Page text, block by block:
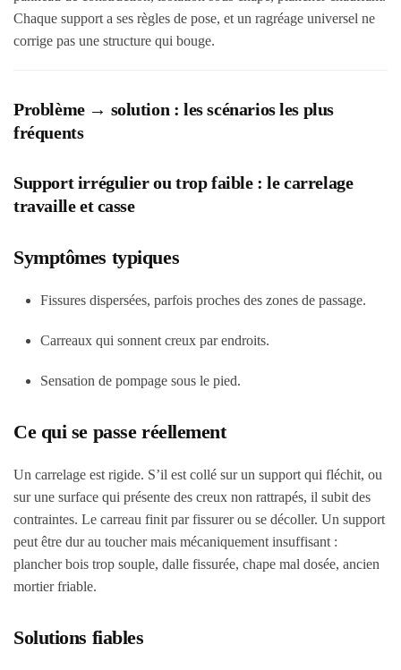
Chaque support a ses règles de pose, et un ragréage universel ne
corrige pas une structure qui bouge.
Problème → solution : les scénarios les plus
fréquents
Support irrégulier ou trop faible : le carrelage
travaille et casse
Symptômes typiques
Fissures dispersées, parfois proches des zones de passage.
Carreaux qui sonnent creux par endroits.
Sensation de pompage sous le pied.
Ce qui se passe réellement
Un carrelage est rigide. S’il est collé sur un support qui fléchit, ou
sur une surface qui présente des creux non rattrapés, il subit des
contraintes. Le carreau finit par fissurer ou se décoller. Un support
peut être dur au toucher mais mécaniquement insuffisant :
plancher bois trop souple, dalle fissurée, chape mal dosée, ancien
mortier friable.
Solutions fiables